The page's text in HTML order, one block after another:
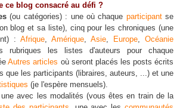
ce blog consacré au défi ?
(ou catégories) : une où chaque participantse
blog et sa liste), cinq pour les chroniques (une
: Afrique, Amérique, Asie, Europe, Océanie
rubriques les listes d'auteurs pour chaque
Autres articles où seront placés les posts écrits
que les participants (libraires, auteurs, ...) et une
(je l'espère mensuels).
avec les modalités (vous êtes en train de la